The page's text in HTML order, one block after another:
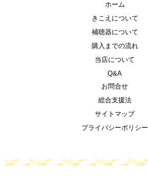
ホーム
きこえについて
補聴器について
購入までの流れ
当店について
Q&A
お問合せ
総合支援法
サイトマップ
プライバシーポリシー